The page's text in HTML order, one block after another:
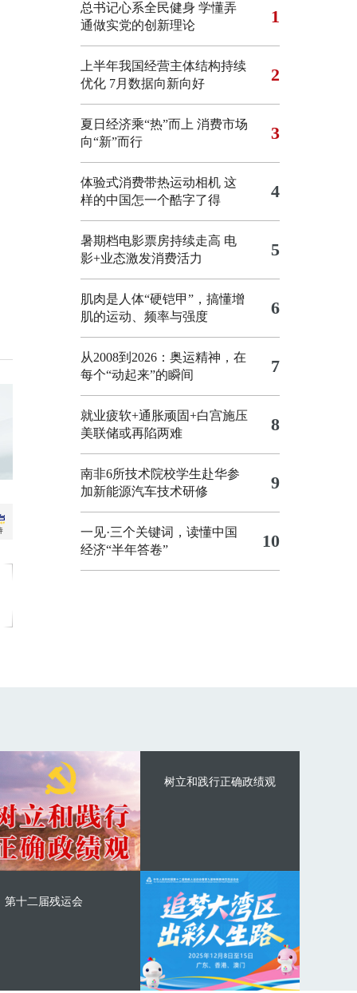
总书记心系全民健身 学懂弄
通做实党的创新理论
1
上半年我国经营主体结构持续
优化 7月数据向新向好 2
夏日经济乘“热”而上 消费市场
向“新”而行
3
体验式消费带热运动相机 这
样的中国怎一个酷字了得
4
暑期档电影票房持续走高 电
影+业态激发消费活力
5
肌肉是人体“硬铠甲”，搞懂增
肌的运动、频率与强度
6
从2008到2026：奥运精神，在
每个“动起来”的瞬间
7
就业疲软+通胀顽固+白宫施压
美联储或再陷两难
8
南非6所技术院校学生赴华参
加新能源汽车技术研修
9
一见·三个关键词，读懂中国
经济“半年答卷”
10
树立和践行正确政绩观
第十二届残运会